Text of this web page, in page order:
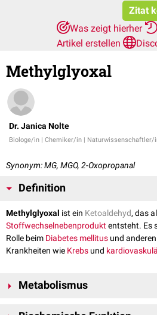
Zitat
Was zeigt hierher
Artikel erstellen
Methylglyoxal
Dr. Janica Nolte
Biologe/in | Chemiker/in | Naturwissenschaftler/
Synonym: MG, MGO, 2-Oxopropanal
Definition
Methylglyoxal ist ein Ketoaldehyd, das
Stoffwechselnebenproduktentsteht. Es
Rolle beim Diabetes mellitus und
Krankheiten wie Krebs und
Metabolismus